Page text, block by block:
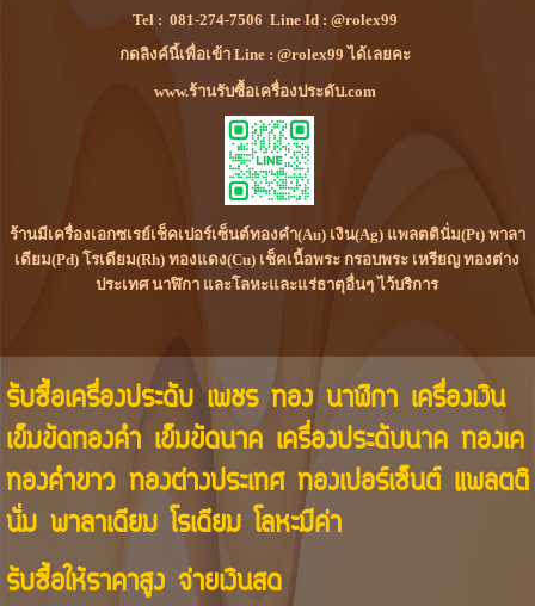
Tel :081-274-7506 Line Id :@rolex99
กดลิงค์นี้เพื่อเข้า Line : @rolex99 ได้เลยคะ
www.ร้านรับซื้อเครื่องประดับ.com
ร้านมีเครื่องเอกซเรย์เช็คเปอร์เซ็นต์ทองคำ(Au) เงิน(Ag) แพลตตินั่ม(Pt) พาลา
เดียม(Pd) โรเดียม(Rh) ทองแดง(Cu) เช็คเนื้อพระ กรอบพระ เหรียญ ทองต่าง
ประเทศ นาฬิกา และโลหะและแร่ธาตุอื่นๆ ไว้บริการ
รับซื้อเครื่องประดับ เพชร ทอง นาฬิกา เครื่องเงิน
เข็มขัดทองคำ เข็มขัดนาค เครื่องประดับนาค ทองเค
ทองคำขาว ทองต่างประเทศ ทองเปอร์เซ็นต์ แพลตติ
นั่ม พาลาเดียม โรเดียม โลหะมีค่า
รับซื้อให้ราคาสูง จ่ายเงินสด